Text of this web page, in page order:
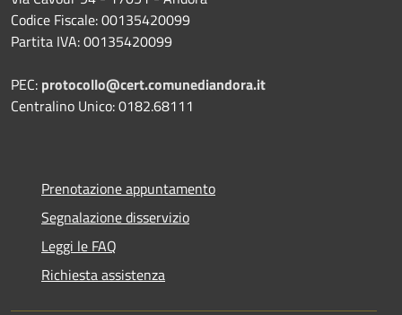
Codice Fiscale: 00135420099
Partita IVA: 00135420099
PEC: protocollo@cert.comunediandora.it
Centralino Unico: 0182.68111
Prenotazione appuntamento
Segnalazione disservizio
Leggi le FAQ
Richiesta assistenza